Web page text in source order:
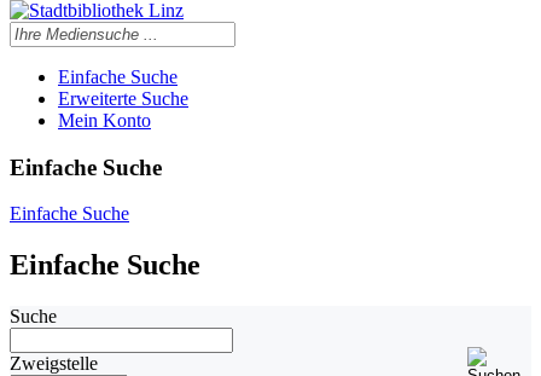
Einfache Suche
Erweiterte Suche
Mein Konto
Einfache Suche
Einfache Suche
Einfache Suche
Suche
Zweigstelle